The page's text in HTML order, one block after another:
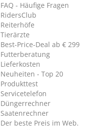
FAQ - Häufige Fragen
RidersClub
Reiterhöfe
Tierärzte
Best-Price-Deal ab € 299
Futterberatung
Lieferkosten
Neuheiten - Top 20
Produkttest
Servicetelefon
Düngerrechner
Saatenrechner
Der beste Preis im Web.